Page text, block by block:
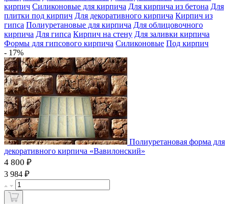
кирпич Силиконовые для кирпича Для кирпича из бетона Для
плитки под кирпич Для декоративного кирпича Кирпич из
гипса Полиуретановые для кирпича Для облицовочного
кирпича Для гипса Кирпич на стену Для заливки кирпича
Формы для гипсового кирпича Силиконовые Под кирпич
- 17%
Полиуретановая форма для
декоративного кирпича «Вавилонский»
4 800 ₽
3 984 ₽